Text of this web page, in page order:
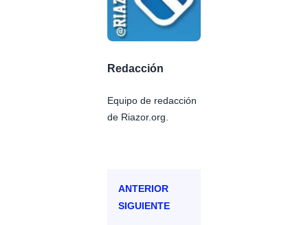
Redacción
Equipo de redacción
de Riazor.org.
ANTERIOR
SIGUIENTE